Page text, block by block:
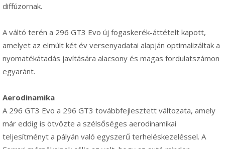
diffúzornak.
A váltó terén a 296 GT3 Evo új fogaskerék-áttételt kapott,
amelyet az elmúlt két év versenyadatai alapján optimalizáltak a
nyomatékátadás javítására alacsony és magas fordulatszámon
egyaránt.
Aerodinamika
A 296 GT3 Evo a 296 GT3 továbbfejlesztett változata, amely
már eddig is ötvözte a szélsőséges aerodinamikai
teljesítményt a pályán való egyszerű terheléskezeléssel. A